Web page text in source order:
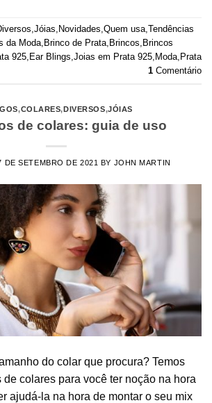
,Jóias, Novidades,Quem usa,Tendências
da Moda, Brinco de Prata, Brincos, Brincos
925, Ear Blings,Joias em Prata 925, Moda, Prata
1 Comentário
,COLARES,DIVERSOS,JÓIAS
de colares: guia de uso
DE SETEMBRO DE 2021 BY JOHN MARTIN
do colar que procura? Temos
de colares para você ter noção na hora
ajudá-la na hora de montar o seu mix